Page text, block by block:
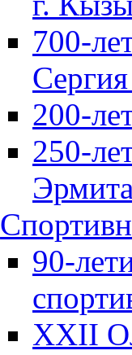
700-
200-
250-
90-
XXII